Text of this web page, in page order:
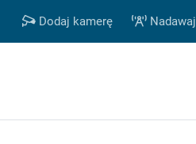
Dodaj kamerę Nadawaj